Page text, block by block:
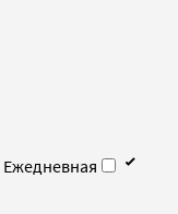
Ежедневная